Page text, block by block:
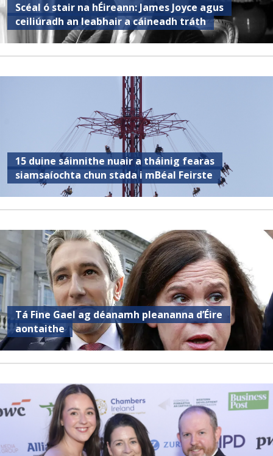
Scéal ó stair na hÉireann: James Joyce agus
ceiliúradh an leabhair a cáineadh tráth
15 duine sáinnithe nuair a tháinig fearas
siamsaíochta chun stada i mBéal Feirste
Tá Fine Gael ag déanamh pleananna d’Éire
aontaithe